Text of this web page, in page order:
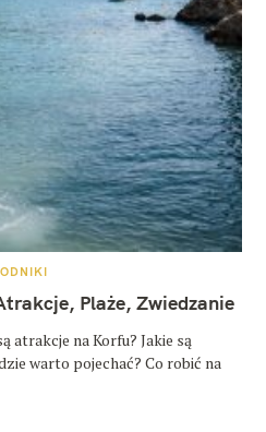
Plaże, Zwiedzanie
atrakcje na Korfu? Jakie są
warto pojechać? Co robić na